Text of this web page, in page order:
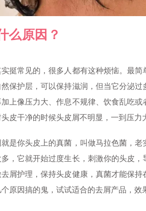
么原因？
挺常见的，很多人都有这种烦恼。最
保护层，可以保持滋润，但当它分泌
上像压力大、作息不规律、饮食乱吃或
皮干净的时候头皮屑不明显，一到压力
是你头皮上的真菌，叫做马拉色菌，
，它就开始过度生长，刺激你的头皮
屑护理，保持头皮健康，真菌才能保
原因搞的鬼，试试适合的去屑产品，效